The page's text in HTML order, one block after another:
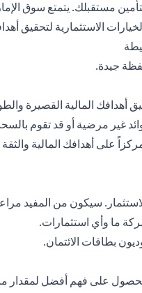
مستقبلك. يتمتع سوق
الاستثمارية لتحقيق
جيدة.
المالية القصيرة
غير مرضية أو قد تقوم
على أهدافك المالية
سيكون من المفيد
ما وأي استثمارات.
بطاقات الائتمان.
على فهم أفضل لمقدار ما